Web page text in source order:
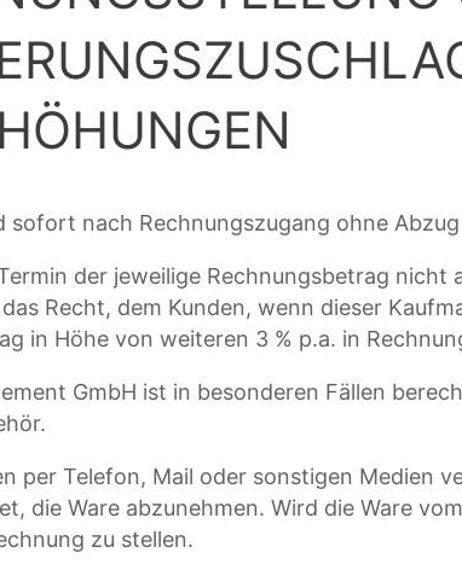
sofort nach Rechnungszugang ohne
der jeweilige Rechnungsbetrag
Recht, dem Kunden, wenn dieser
in Höhe von weiteren 3 % p.a. in
GmbH ist in besonderen Fällen
per Telefon, Mail oder sonstigen Medien
die Ware abzunehmen. Wird die Ware
zu stellen.